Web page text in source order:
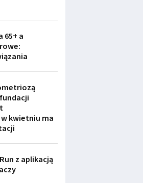
65+ a
kwietniu ma
z aplikacją